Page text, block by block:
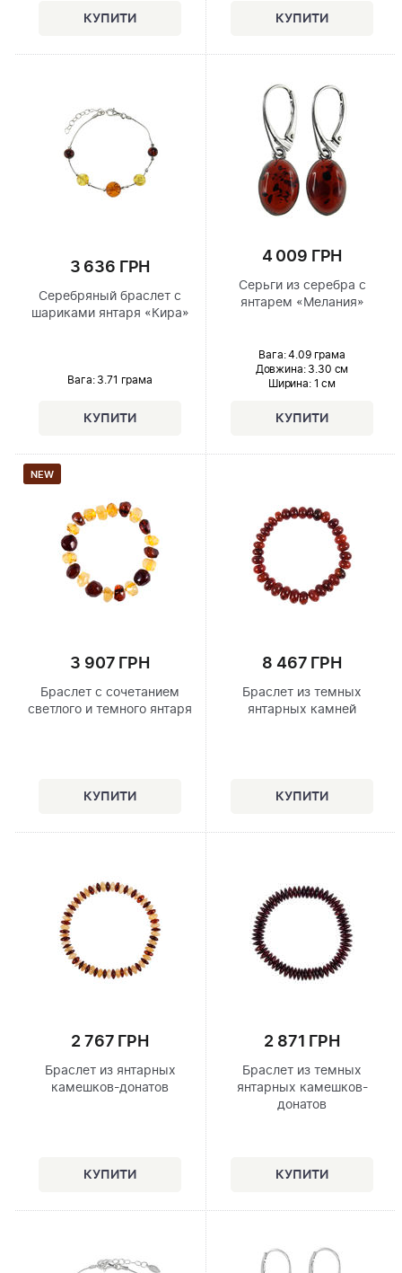
3 636 ГРН
Серебряный браслет с
шариками янтаря «Кира»
Вага: 3.71 грама
4 009 ГРН
Серьги из серебра с
янтарем «Мелания»
Вага: 4.09 грама
Довжина:3.30 см
Ширина: 1 см
NEW
3 907 ГРН
Браслет с сочетанием
светлого и темного янтаря
8 467 ГРН
Браслет из темных
янтарных камней
2 767 ГРН
Браслет из янтарных
камешков-донатов
2 871 ГРН
Браслет из темных
янтарных камешков-
донатов